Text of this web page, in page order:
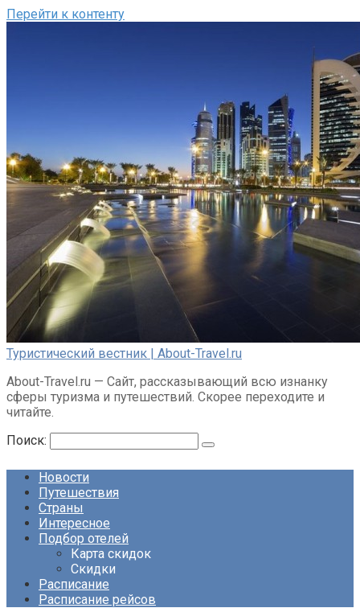
Перейти к контенту
Туристический вестник | About-Travel.ru
About-Travel.ru — Сайт, рассказывающий всю изнанку
сферы туризма и путешествий. Скорее переходите и
читайте.
Поиск:
Новости
Путешествия
Страны
Интересное
Подбор отелей
Карта скидок
Скидки
Расписание
Расписание рейсов